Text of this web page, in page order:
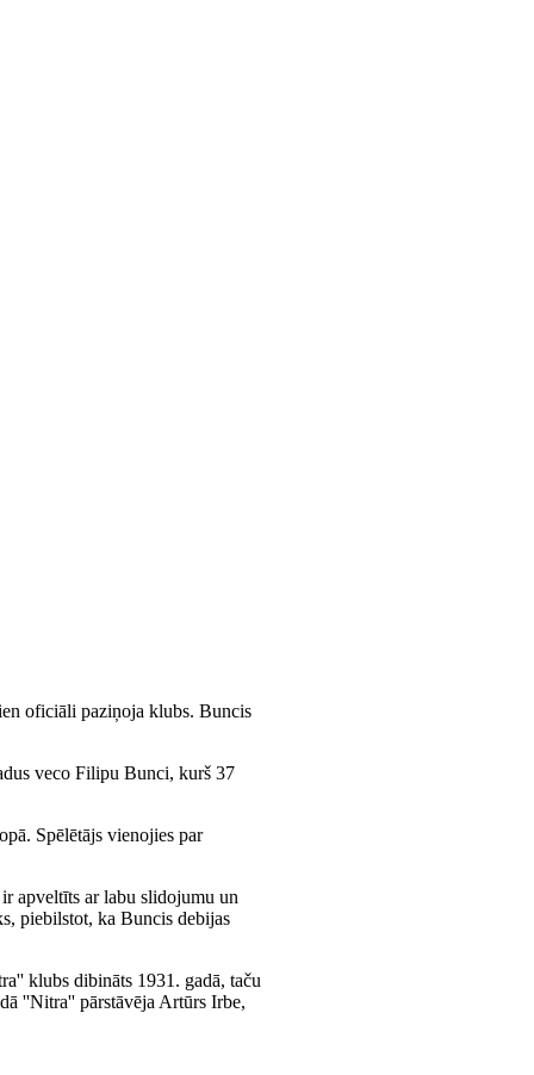
oficiāli paziņoja klubs. Buncis
veco Filipu Bunci, kurš 37
Spēlētājs vienojies par
apveltīts ar labu slidojumu un
piebilstot, ka Buncis debijas
klubs dibināts 1931. gadā, taču
''Nitra'' pārstāvēja Artūrs Irbe,